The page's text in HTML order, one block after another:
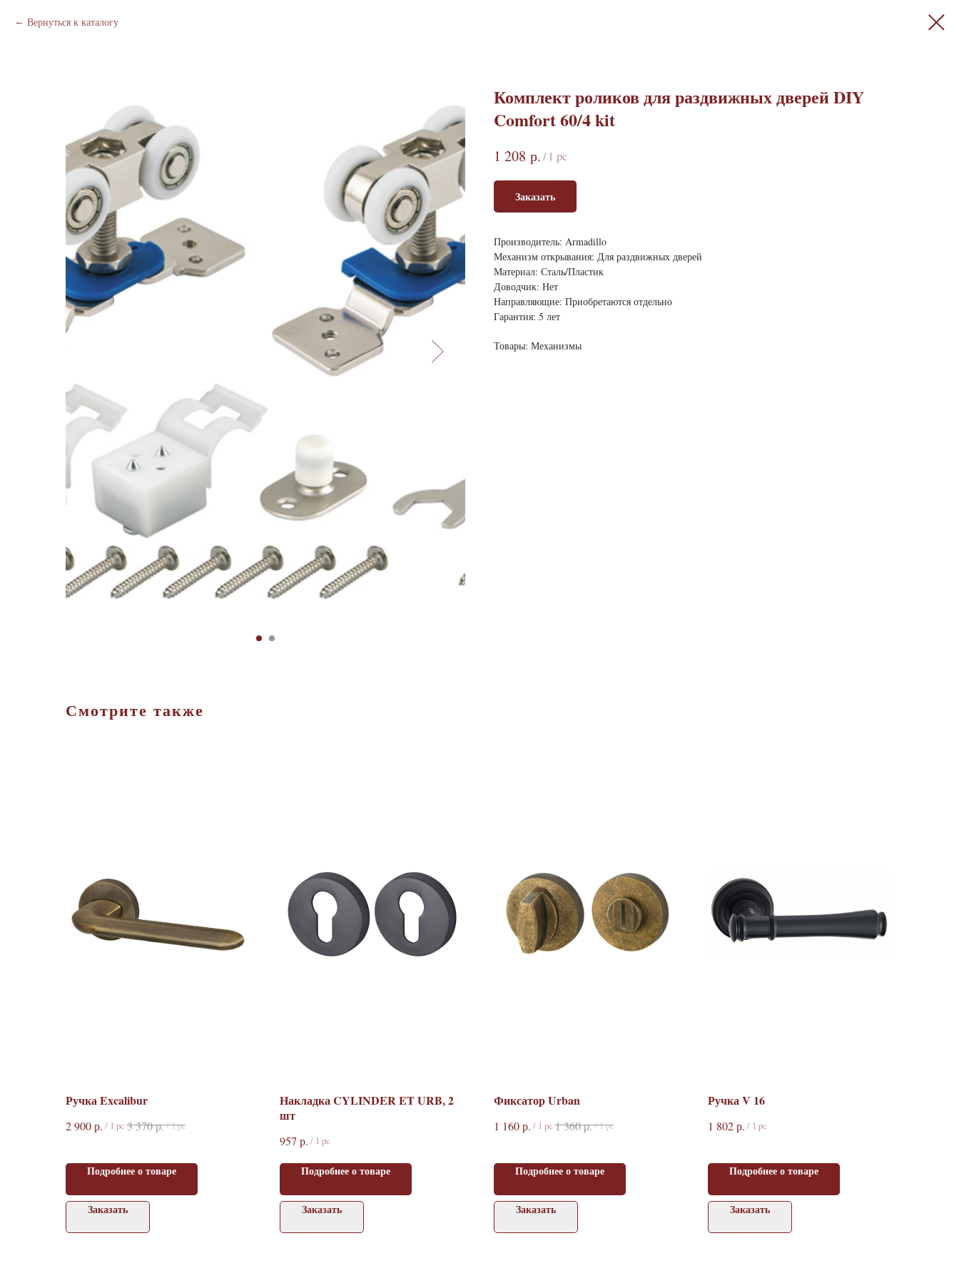
Вернуться к каталогу
Комплект роликов для раздвижных дверей DIY
Comfort 60/4 kit
1 208 р./ 1 pc
Заказать
Производитель: Armadillo
Механизм открывания: Для раздвижных дверей
Материал: Сталь/Пластик
Доводчик: Нет
Направляющие: Приобретаются отдельно
Гарантия: 5 лет
Товары: Механизмы
Смотрите также
Ручка Excalibur
2 900р. / 1 pc 3 370р./1 pc
Подробнее о товаре
Заказать
Накладка CYLINDER ET URB, 2
шт
957 р. / 1 pc
Подробнее о товаре
Заказать
Фиксатор Urban
1 160р. / 1 pc 1 360р./1 pc
Подробнее о товаре
Заказать
Ручка V 16
1 802р. / 1 pc
Подробнее о товаре
Заказать